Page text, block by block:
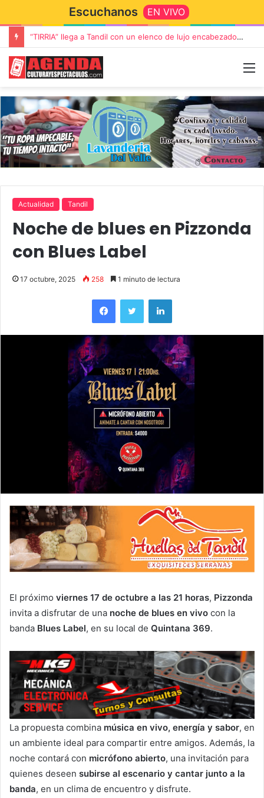
Escuchanos EN VIVO
“TIRRIA” llega a Tandil con un elenco de lujo encabezado por Capusotto, Spregelburd y Stefani
Actualidad Tandil
Noche de blues en Pizzonda
con Blues Label
17 octubre, 2025 258 1 minuto de lectura
El próximo viernes 17 de octubre a las 21 horas, Pizzonda
invita a disfrutar de una noche de blues en vivo con la
banda Blues Label, en su local de Quintana 369.
La propuesta combina música en vivo, energía y sabor, en
un ambiente ideal para compartir entre amigos. Además, la
noche contará con micrófono abierto, una invitación para
quienes deseen subirse al escenario y cantar junto a la
banda, en un clima de encuentro y disfrute.